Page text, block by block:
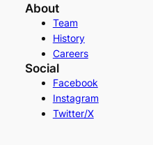
About
Team
History
Careers
Social
Facebook
Instagram
Twitter/X